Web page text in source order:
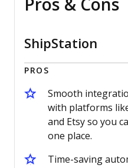
Pros & Cons
ShipStation
PROS
Smooth
with platforms
and Etsy so you
one place.
Time-saving